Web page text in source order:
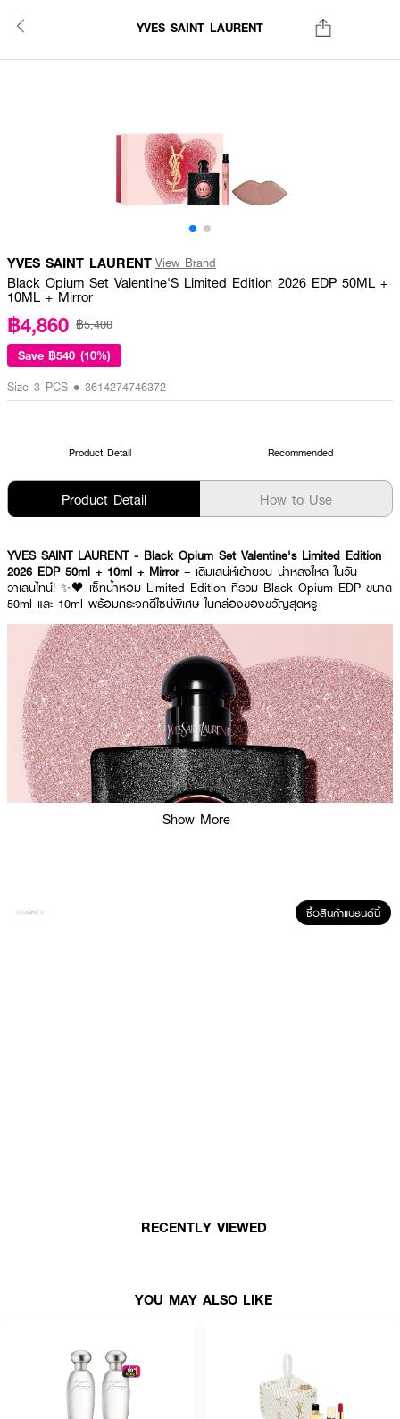
YVES SAINT LAURENT
YVES SAINT LAURENT View Brand
Black Opium Set Valentine'S Limited Edition 2026 EDP 50ML +
10ML + Mirror
฿4,860 ฿5,400
Save ฿540 (10%)
Size 3 PCS • 3614274746372
Product Detail Recommended
Product Detail How to Use
YVES SAINT LAURENT - Black Opium Set Valentine's Limited Edition
2026 EDP 50ml + 10ml + Mirror – เติมเสน่ห์เย้ายวน น่าหลงใหล ในวัน
วาเลนไทน์! ✨🖤 เซ็ทน้ำหอม Limited Edition ที่รวม Black Opium EDP ขนาด
50ml และ 10ml พร้อมกระจกดีไซน์พิเศษ ในกล่องของขวัญสุดหรู
* Black Opium Eau de Parfum 10 ml
● Black Opium Eau de Parfum: กลิ่นหอมหวานแต่เผ็ดร้อน น่าค้นหา
● กาแฟเข้มข้น วานิลลา ดอกไม้สีขาว: ส่วนผสมที่ลงตัว มอบความเย้ายวน
● ติดทนยาวนานตลอดทั้งวัน
Show More
ซื้อสินค้าแบรนด์นี้
RECENTLY VIEWED
YOU MAY ALSO LIKE